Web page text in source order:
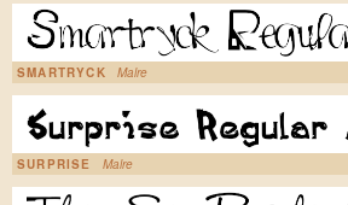
SMARTRYCK Malre
SURPRISE Malre